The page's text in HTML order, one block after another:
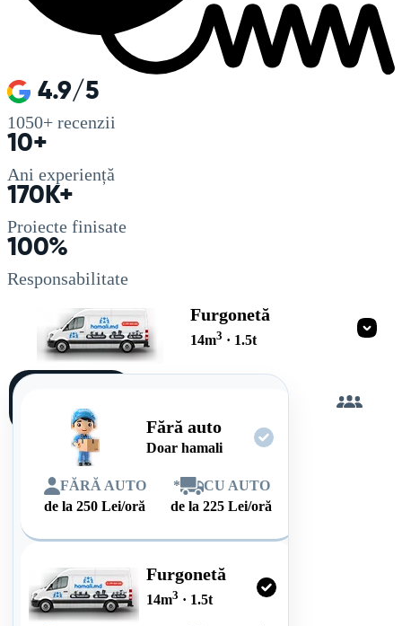
4.9/5
1050+ recenzii
10+
Ani experiență
170K+
Proiecte finisate
100%
Responsabilitate
Furgonetă
14m3 · 1.5t
Fără auto
Doar hamali
FĂRĂ AUTO
de la250 Lei/oră
*
CU AUTO
de la225 Lei/oră
Furgonetă
14m3 · 1.5t
singur